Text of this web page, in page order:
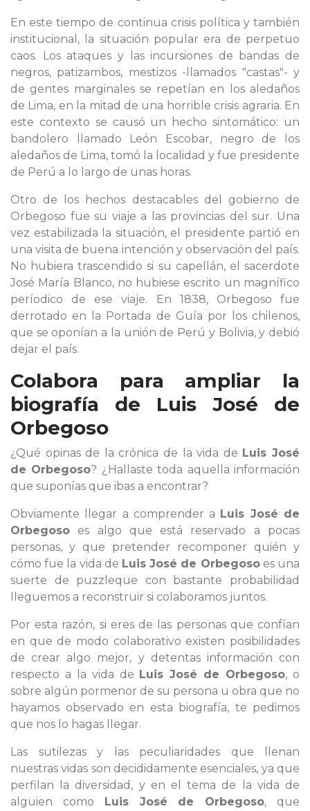
En este tiempo de continua crisis política y también
institucional, la situación popular era de perpetuo
caos. Los ataques y las incursiones de bandas de
negros, patizambos, mestizos -llamados "castas"- y
de gentes marginales se repetían en los aledaños
de Lima, en la mitad de una horrible crisis agraria. En
este contexto se causó un hecho sintomático: un
bandolero llamado León Escobar, negro de los
aledaños de Lima, tomó la localidad y fue presidente
de Perú a lo largo de unas horas.
Otro de los hechos destacables del gobierno de
Orbegoso fue su viaje a las provincias del sur. Una
vez estabilizada la situación, el presidente partió en
una visita de buena intención y observación del país.
No hubiera trascendido si su capellán, el sacerdote
José María Blanco, no hubiese escrito un magnífico
períodico de ese viaje. En 1838, Orbegoso fue
derrotado en la Portada de Guía por los chilenos,
que se oponían a la unión de Perú y Bolivia, y debió
dejar el país.
Colabora para ampliar la
biografía de Luis José de
Orbegoso
¿Qué opinas de la crónica de la vida de Luis José
de Orbegoso? ¿Hallaste toda aquella información
que suponías que ibas a encontrar?
Obviamente llegar a comprender a Luis José de
Orbegoso es algo que está reservado a pocas
personas, y que pretender recomponer quién y
cómo fue la vida de Luis José de Orbegosoes una
suerte de puzzleque con bastante probabilidad
lleguemos a reconstruir si colaboramos juntos.
Por esta razón, si eres de las personas que confían
en que de modo colaborativo existen posibilidades
de crear algo mejor, y detentas información con
respecto a la vida de Luis José de Orbegoso, o
sobre algún pormenor de su persona u obra que no
hayamos observado en esta biografía, te pedimos
que nos lo hagas llegar.
Las sutilezas y las peculiaridades que llenan
nuestras vidas son decididamente esenciales, ya que
perfilan la diversidad, y en el tema de la vida de
alguien como Luis José de Orbegoso, que